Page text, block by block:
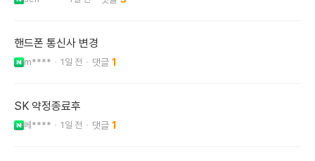
핸드폰 통신사 변경
m**** 1일 전 1
SK 약정종료후
베**** 1일 전 1